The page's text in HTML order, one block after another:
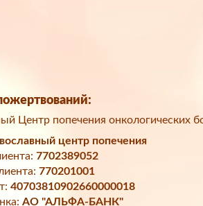
Центр попечения онкологических
центр попечения
7702389052
770201001
40703810902660000018
АО "АЛЬФА-БАНК"